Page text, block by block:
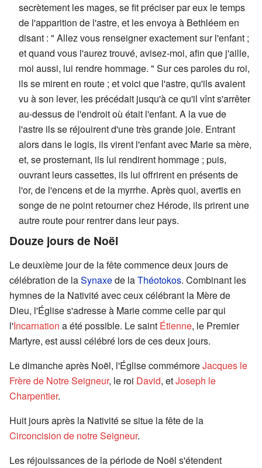
secrètement les mages, se fit préciser par eux le temps
de l'apparition de l'astre, et les envoya à Bethléem en
disant : " Allez vous renseigner exactement sur l'enfant ;
et quand vous l'aurez trouvé, avisez-moi, afin que j'aille,
moi aussi, lui rendre hommage. " Sur ces paroles du roi,
ils se mirent en route ; et voici que l'astre, qu'ils avaient
vu à son lever, les précédait jusqu'à ce qu'il vînt s'arrêter
au-dessus de l'endroit où était l'enfant. A la vue de
l'astre ils se réjouirent d'une très grande joie. Entrant
alors dans le logis, ils virent l'enfant avec Marie sa mère,
et, se prosternant, ils lui rendirent hommage ; puis,
ouvrant leurs cassettes, ils lui offrirent en présents de
l'or, de l'encens et de la myrrhe. Après quoi, avertis en
songe de ne point retourner chez Hérode, ils prirent une
autre route pour rentrer dans leur pays.
Douze jours de Noël
Le deuxième jour de la fête commence deux jours de
célébration de laSynaxede laThéotokos. Combinant les
hymnes de la Nativité avec ceux célébrant la Mère de
Dieu, l'Église s'adresse à Marie comme celle par qui
l'Incarnation a été possible. Le saint Étienne, le Premier
Martyre, est aussi célébré lors de ces deux jours.
Le dimanche après Noël, l'Église commémoreJacques le
Frère de Notre Seigneur, le roi David, etJoseph le
Charpentier.
Huit jours après la Nativité se situe la fête de la
Circoncision de notre Seigneur.
Les réjouissances de la période de Noël s'étendent